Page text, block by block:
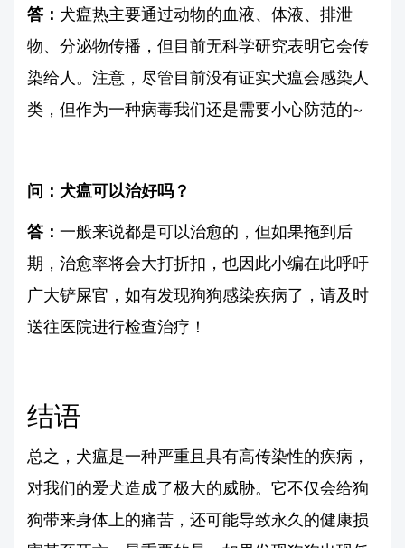
答： 犬瘟热主要通过动物的血液、体液、排泄
物、分泌物传播，但目前无科学研究表明它会传
染给人。注意，尽管目前没有证实犬瘟会感染人
类，但作为一种病毒我们还是需要小心防范的~
问：犬瘟可以治好吗？
答： 一般来说都是可以治愈的，但如果拖到后
期，治愈率将会大打折扣，也因此小编在此呼吁
广大铲屎官，如有发现狗狗感染疾病了，请及时
送往医院进行检查治疗！
结语
总之，犬瘟是一种严重且具有高传染性的疾病，
对我们的爱犬造成了极大的威胁。它不仅会给狗
狗带来身体上的痛苦，还可能导致永久的健康损